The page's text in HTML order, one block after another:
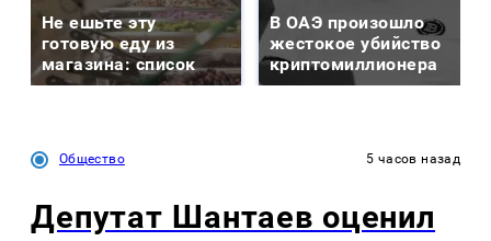
Не ешьте эту
готовую еду из
магазина: список
В ОАЭ произошло
жестокое убийство
криптомиллионера
Общество 5 часов назад
Депутат Шантаев оценил